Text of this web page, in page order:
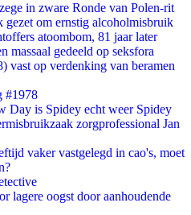
in zware Ronde van Polen-rit
gezet om ernstig alcoholmisbruik
atoombom, 81 jaar later
massaal gedeeld op seksfora
vast op verdenking van beramen
#1978
Day is Spidey echt weer Spidey
zorgprofessional Jan
vaker vastgelegd in cao's, moet
lagere oogst door aanhoudende